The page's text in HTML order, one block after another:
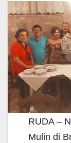
c
e
b
o
o
k
RUDA –
Mulin di